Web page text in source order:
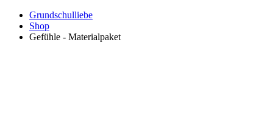
Grundschulliebe
Shop
Gefühle - Materialpaket